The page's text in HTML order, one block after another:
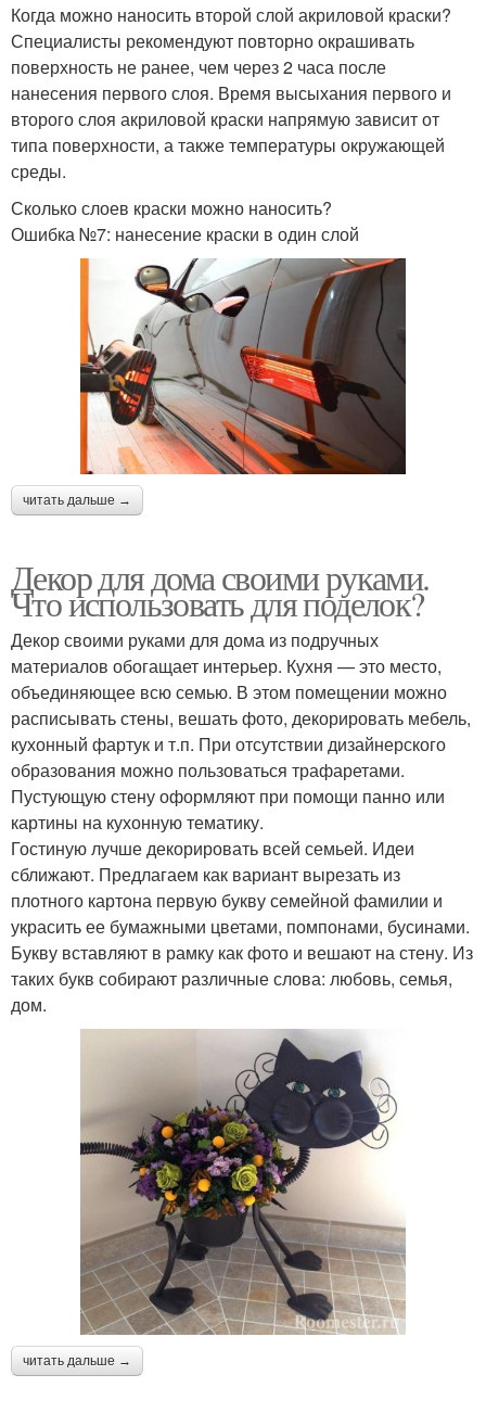
Когда можно наносить второй слой акриловой краски?
Специалисты рекомендуют повторно окрашивать
поверхность не ранее, чем через 2 часа после
нанесения первого слоя. Время высыхания первого и
второго слоя акриловой краски напрямую зависит от
типа поверхности, а также температуры окружающей
среды.
Сколько слоев краски можно наносить?
Ошибка №7: нанесение краски в один слой
читать дальше →
Декор для дома своими руками.
Что использовать для поделок?
Декор своими руками для дома из подручных
материалов обогащает интерьер. Кухня — это место,
объединяющее всю семью. В этом помещении можно
расписывать стены, вешать фото, декорировать мебель,
кухонный фартук и т.п. При отсутствии дизайнерского
образования можно пользоваться трафаретами.
Пустующую стену оформляют при помощи панно или
картины на кухонную тематику.
Гостиную лучше декорировать всей семьей. Идеи
сближают. Предлагаем как вариант вырезать из
плотного картона первую букву семейной фамилии и
украсить ее бумажными цветами, помпонами, бусинами.
Букву вставляют в рамку как фото и вешают на стену. Из
таких букв собирают различные слова: любовь, семья,
дом.
читать дальше →